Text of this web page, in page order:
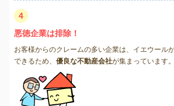
4
悪徳企業は排除！
お客様からのクレームの多い企業は、イエウール
できるため、 優良な不動産会社が集まっています。